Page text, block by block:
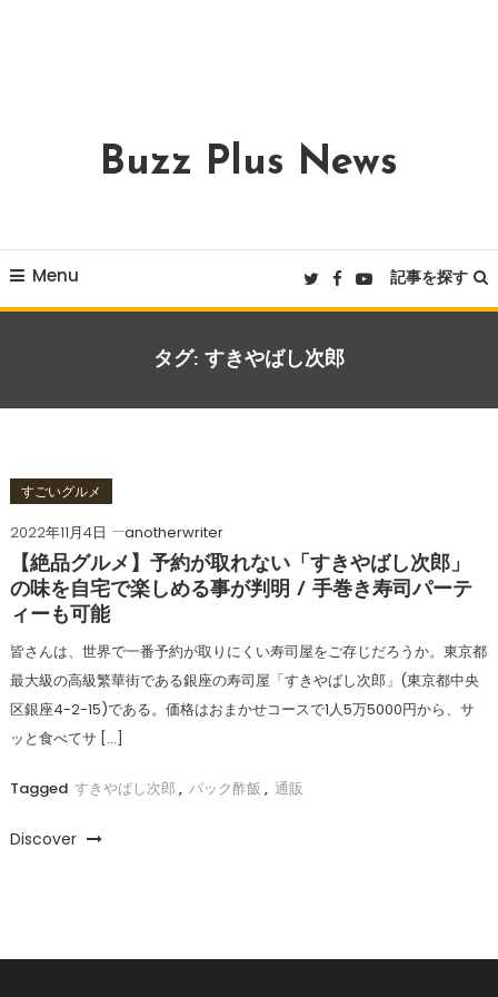
Buzz Plus News
Menu 記事を探す
タグ: すきやばし次郎
すごいグルメ
2022年11月4日
anotherwriter
【絶品グルメ】予約が取れない「すきやばし次郎」
の味を自宅で楽しめる事が判明 / 手巻き寿司パーテ
ィーも可能
皆さんは、世界で一番予約が取りにくい寿司屋をご存じだろうか。東京都
最大級の高級繁華街である銀座の寿司屋「すきやばし次郎」(東京都中央
区銀座4-2-15)である。価格はおまかせコースで1人5万5000円から、サ
ッと食べてサ […]
Tagged すきやばし次郎 , パック酢飯 , 通販
Discover